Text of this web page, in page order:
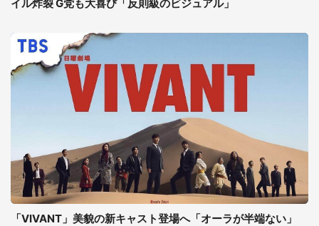
イル炸裂 G党も大喜び「反則級のビジュアル」
「VIVANT」美貌の新キャスト登場へ「オーラが半端ない」